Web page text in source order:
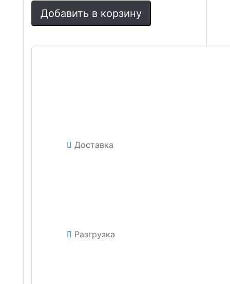
Добавить в корзину
Доставка
Разгрузка